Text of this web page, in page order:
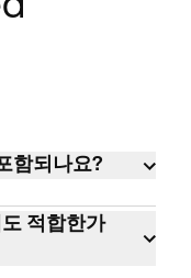
함되나요?
방)가 포함됩
적합한가